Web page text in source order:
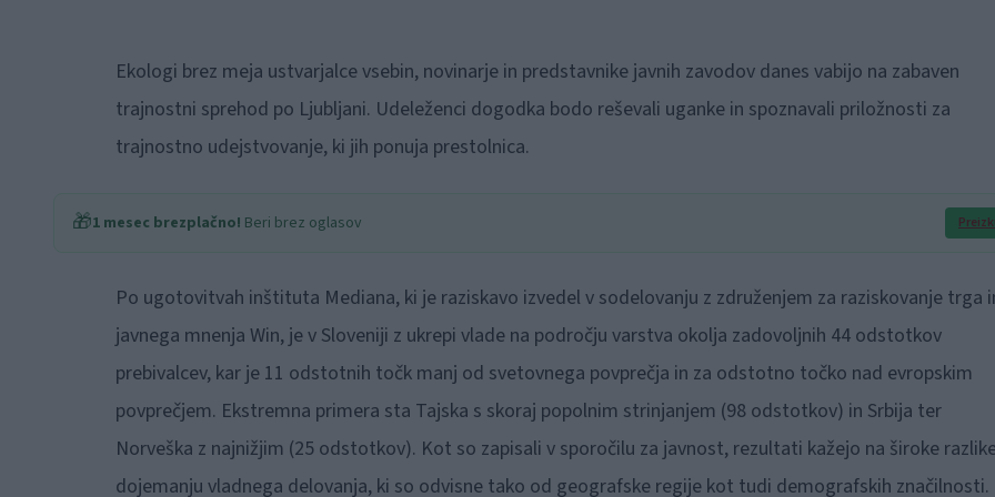
Ekologi brez meja ustvarjalce vsebin, novinarje in predstavnike javnih zavodov danes vabijo na zabaven
trajnostni sprehod po Ljubljani. Udeleženci dogodka bodo reševali uganke in spoznavali priložnosti za
trajnostno udejstvovanje, ki jih ponuja prestolnica.
🎁1 mesec brezplačno! Beri brez oglasov
Po ugotovitvah inštituta Mediana, ki je raziskavo izvedel v sodelovanju z združenjem za raziskovanje trga
javnega mnenja Win, je v Sloveniji z ukrepi vlade na področju varstva okolja zadovoljnih 44 odstotkov
prebivalcev, kar je 11 odstotnih točk manj od svetovnega povprečja in za odstotno točko nad evropskim
povprečjem. Ekstremna primera sta Tajska s skoraj popolnim strinjanjem (98 odstotkov) in Srbija ter
Norveška z najnižjim (25 odstotkov). Kot so zapisali v sporočilu za javnost, rezultati kažejo na široke
dojemanju vladnega delovanja, ki so odvisne tako od geografske regije kot tudi demografskih značilnosti.